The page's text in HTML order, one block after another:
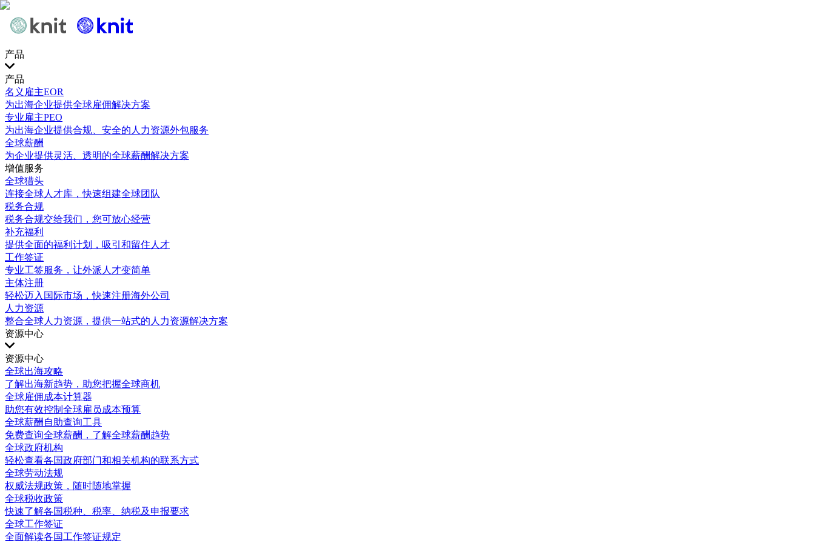
产品
产品
名义雇主EOR
为出海企业提供全球雇佣解决方案
专业雇主PEO
为出海企业提供合规、安全的人力资源外包服务
全球薪酬
为企业提供灵活、透明的全球薪酬解决方案
增值服务
全球猎头
连接全球人才库，快速组建全球团队
税务合规
税务合规交给我们，您可放心经营
补充福利
提供全面的福利计划，吸引和留住人才
工作签证
专业工签服务，让外派人才变简单
主体注册
轻松迈入国际市场，快速注册海外公司
人力资源
整合全球人力资源，提供一站式的人力资源解决方案
资源中心
资源中心
全球出海攻略
了解出海新趋势，助您把握全球商机
全球雇佣成本计算器
助您有效控制全球雇员成本预算
全球薪酬自助查询工具
免费查询全球薪酬，了解全球薪酬趋势
全球政府机构
轻松查看各国政府部门和相关机构的联系方式
全球劳动法规
权威法规政策，随时随地掌握
全球税收政策
快速了解各国税种、税率、纳税及申报要求
全球工作签证
全面解读各国工作签证规定